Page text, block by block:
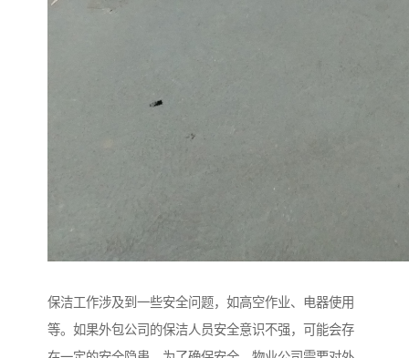
保洁工作涉及到一些安全问题，如高空作业、电器使用
等。如果外包公司的保洁人员安全意识不强，可能会存